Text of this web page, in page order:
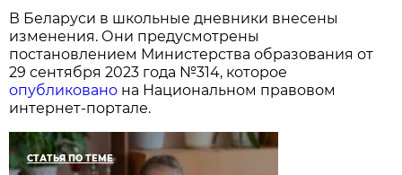
В Беларуси в школьные дневники внесены
изменения. Они предусмотрены
постановлением Министерства образования от
29 сентября 2023 года №314, которое
опубликовано на Национальном правовом
интернет-портале.
СТАТЬЯ ПО ТЕМЕ